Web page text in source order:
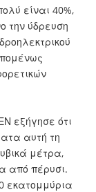
είναι 40%,
την ύδρευση
εξήγησε ότι
αυτή τη
μέτρα,
από πέρυσι.
εκατομμύρια